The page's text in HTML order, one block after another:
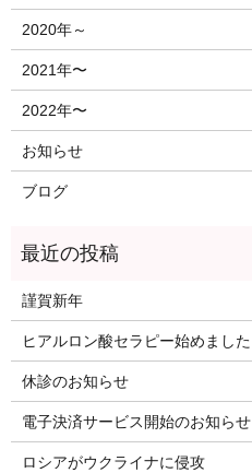
2020年～
2021年〜
2022年〜
お知らせ
ブログ
謹賀新年
ヒアルロン酸セラピー始めました
休診のお知らせ
電子決済サービス開始のお知らせ
ロシアがウクライナに侵攻